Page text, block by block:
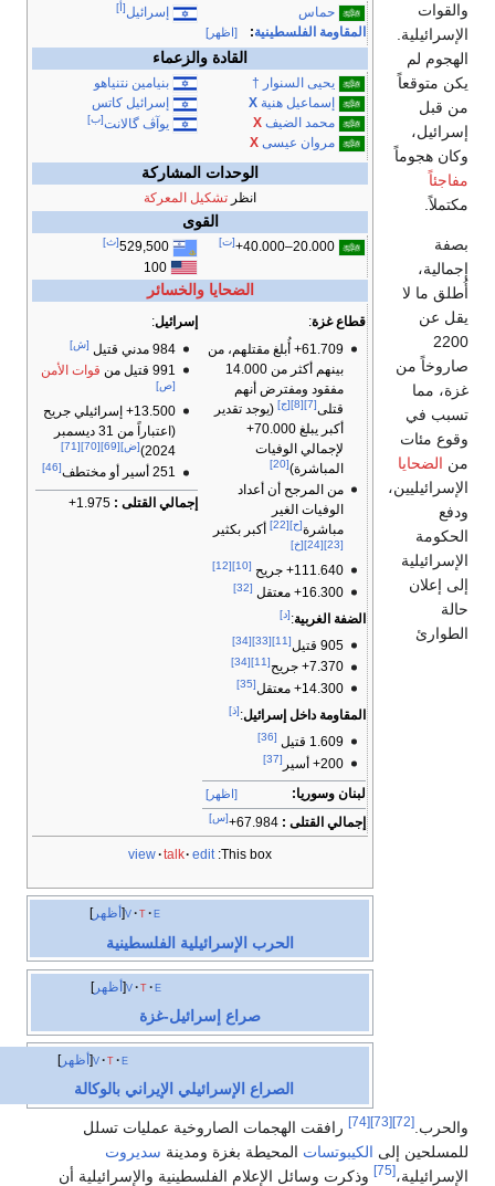
حماس
المقاومة الفلسطينية: [اظهر]
إسرائيل[أ]
القادة والزعماء
يحيى السنوار †
إسماعيل هنية X
محمد الضيف X
مروان عيسى X
بنيامين نتنياهو
إسرائيل كاتس
يوآڤ گالانت[ب]
الوحدات المشاركة
انظر تشكيل المعركة
القوى
[ت] [ث]
الضحايا والخسائر
قطاع غزة:
61.709+ أُبلغ مقتلهم، من
بينهم أكثر من 14.000
مفقود ومفترض أنهم
قتلى [7]
[8] [ج](يوجد تقدير
أكبر يبلغ 70.000+
لإجمالي الوفيات
المباشرة)[20]
من المرجح أن أعداد
الوفيات الغير
مباشرة [ح][22] أكبر بكثير
[23]
[24] [خ]
111.640+ جريح [10]
[12]
16.300+ معتقل [32]
الضفة الغربية:[د]
905 قتيل [11]
[33]
[34]
7.370+ جريح [11]
[34]
14.300+ معتقل [35]
المقاومة داخل إسرائيل:[ذ]
1.609 قتيل [36]
200+ أسير [37]
لبنان وسوريا: [اظهر]
إجمالي القتلى : [س]
إسرائيل:
984 مدني قتيل
[ش]
991 قتيل من قوات الأمن
[ص]
13.500+ إسرائيلي جريح
(اعتباراً من 31 ديسمبر
2024) [ض][69]
[70]
[71]
251 أسير أو مختطف [46]
إجمالي القتلى :
This box:
view talk edit
أظهر v t e
الحرب الإسرائيلية الفلسطينية
أظهر v t e
صراع إسرائيل-غزة
أظهر v t e
الصراع الإسرائيلي الإيراني بالوكالة
والقوات
الإسرائيلية.
الهجوم لم
يكن متوقعاً
من قبل
إسرائيل،
وكان هجوماً
مفاجئاً
مكتملاً.
بصفة
إجمالية،
أُطلق ما لا
يقل عن
2200
صاروخاً من
غزة، مما
تسبب في
وقوع مئات
من الضحايا
الإسرائيليين،
ودفع
الحكومة
الإسرائيلية
إلى إعلان
حالة
الطوارئ
والحرب. [72]
[73]
[74]
رافقت الهجمات الصاروخية عمليات تسلل
للمسلحين إلى الكيبوتسات المحيطة بغزة ومدينة سديروت
الإسرائيلية،[75]
وذكرت وسائل الإعلام الفلسطينية والإسرائيلية أن